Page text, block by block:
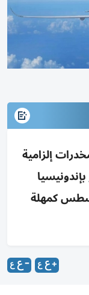
إلزامية
وتحديد 15 أغسطس كمهلة